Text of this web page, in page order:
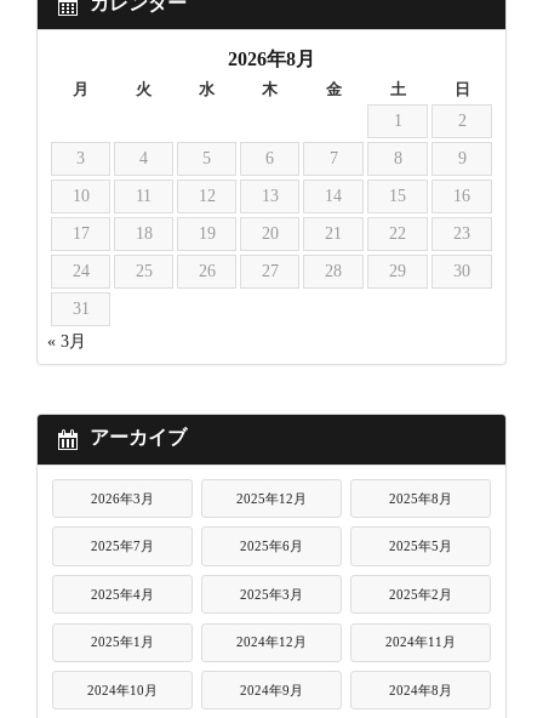
2026年8月
月 火 水 木 金 土 日
1 2
3 4 5 6 7 8 9
10 11 12 13 14 15 16
17 18 19 20 21 22 23
24 25 26 27 28 29 30
31
« 3月
アーカイブ
2026年3月 2025年12月 2025年8月
2025年7月 2025年6月 2025年5月
2025年4月 2025年3月 2025年2月
2025年1月 2024年12月 2024年11月
2024年10月 2024年9月 2024年8月